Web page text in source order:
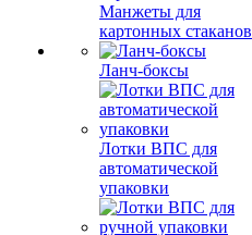
Манжеты для
картонных стаканов
Ланч-боксы
Лотки ВПС для
автоматической
упаковки